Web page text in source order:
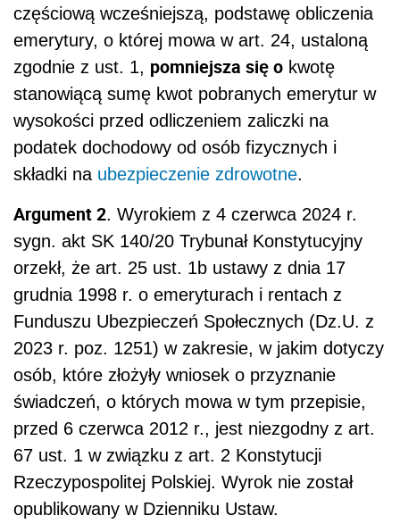
częściową wcześniejszą, podstawę obliczenia
emerytury, o której mowa w art. 24, ustaloną
zgodnie z ust. 1, pomniejsza się o kwotę
stanowiącą sumę kwot pobranych emerytur w
wysokości przed odliczeniem zaliczki na
podatek dochodowy od osób fizycznych i
składki na ubezpieczenie zdrowotne.
Argument 2. Wyrokiem z 4 czerwca 2024 r.
sygn. akt SK 140/20 Trybunał Konstytucyjny
orzekł, że art. 25 ust. 1b ustawy z dnia 17
grudnia 1998 r. o emeryturach i rentach z
Funduszu Ubezpieczeń Społecznych (Dz.U. z
2023 r. poz. 1251) w zakresie, w jakim dotyczy
osób, które złożyły wniosek o przyznanie
świadczeń, o których mowa w tym przepisie,
przed 6 czerwca 2012 r., jest niezgodny z art.
67 ust. 1 w związku z art. 2 Konstytucji
Rzeczypospolitej Polskiej. Wyrok nie został
opublikowany w Dzienniku Ustaw.